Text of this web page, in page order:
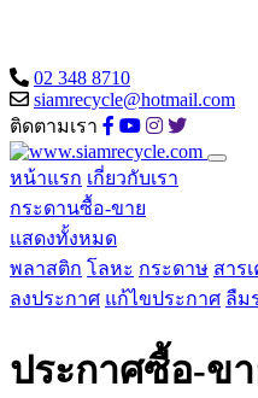
02 348 8710
siamrecycle@hotmail.com
ติดตามเรา
หน้าแรก เกี่ยวกับเรา
กระดานซื้อ-ขาย
แสดงทั้งหมด
พลาสติก โลหะ กระดาษ สาร
ลงประกาศ แก้ไขประกาศ ลืม
ประกาศซื้อ-ข